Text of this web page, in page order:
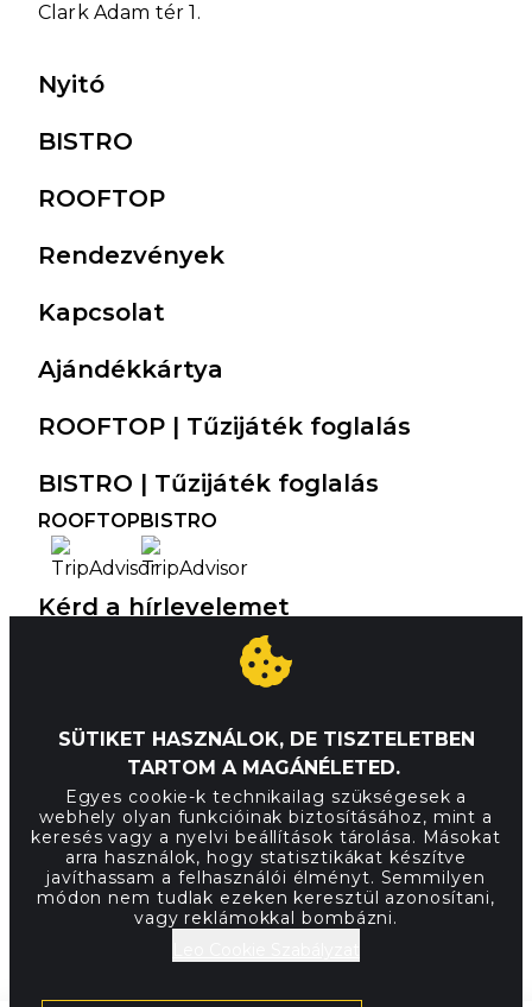
Clark Adam tér 1.
Main
navigation
Nyitó
BISTRO
ROOFTOP
Rendezvények
Kapcsolat
Ajándékkártya
ROOFTOP | Tűzijáték foglalás
BISTRO | Tűzijáték foglalás
ROOFTOP BISTRO
Kérd a hírlevelemet
Elolvastam az adatvédelmi
tájékoztatót, és hozzájárulok az e-
mail címem ott leírtak szerinti
kezeléséhez.
© 2021 Leo Restaurants Kft. Minden jog
SÜTIKET HASZNÁLOK, DE TISZTELETBEN
TARTOM A MAGÁNÉLETED.
Egyes cookie-k technikailag szükségesek a
webhely olyan funkcióinak biztosításához, mint a
keresés vagy a nyelvi beállítások tárolása. Másokat
arra használok, hogy statisztikákat készítve
javíthassam a felhasználói élményt. Semmilyen
módon nem tudlak ezeken keresztül azonosítani,
vagy reklámokkal bombázni.